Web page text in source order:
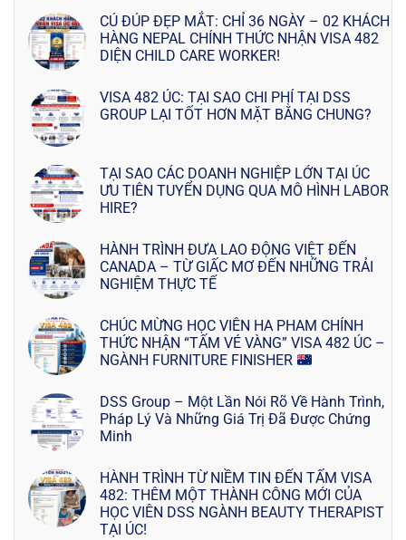
CÚ ĐÚP ĐẸP MẮT: CHỈ 36 NGÀY – 02 KHÁCH
HÀNG NEPAL CHÍNH THỨC NHẬN VISA 482
DIỆN CHILD CARE WORKER!
VISA 482 ÚC: TẠI SAO CHI PHÍ TẠI DSS
GROUP LẠI TỐT HƠN MẶT BẰNG CHUNG?
TẠI SAO CÁC DOANH NGHIỆP LỚN TẠI ÚC
ƯU TIÊN TUYỂN DỤNG QUA MÔ HÌNH LABOR
HIRE?
HÀNH TRÌNH ĐƯA LAO ĐỘNG VIỆT ĐẾN
CANADA – TỪ GIẤC MƠ ĐẾN NHỮNG TRẢI
NGHIỆM THỰC TẾ
CHÚC MỪNG HỌC VIÊN HA PHAM CHÍNH
THỨC NHẬN “TẤM VÉ VÀNG” VISA 482 ÚC –
NGÀNH FURNITURE FINISHER
DSS Group – Một Lần Nói Rõ Về Hành Trình,
Pháp Lý Và Những Giá Trị Đã Được Chứng
Minh
HÀNH TRÌNH TỪ NIỀM TIN ĐẾN TẤM VISA
482: THÊM MỘT THÀNH CÔNG MỚI CỦA
HỌC VIÊN DSS NGÀNH BEAUTY THERAPIST
TẠI ÚC!